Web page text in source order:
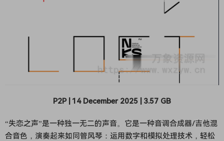
P2P | 14 December 2025 | 3.57 GB
“失恋之声”是一种独一无二的声音。它是一种音调合成器/吉他混
合音色，演奏起来如同管风琴：运用数字和模拟处理技术，轻松